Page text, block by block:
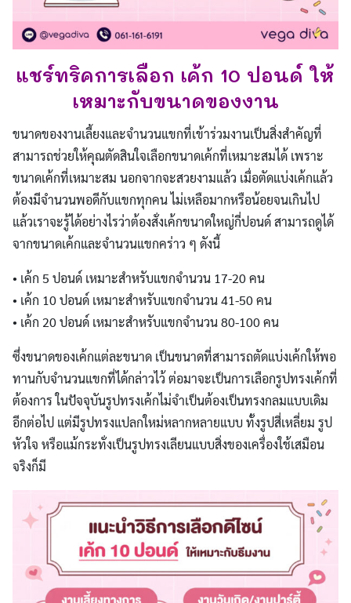
แชร์ทริคการเลือก เค้ก 10 ปอนด์ ให้
เหมาะกับขนาดของงาน
ขนาดของงานเลี้ยงและจำนวนแขกที่เข้าร่วมงานเป็นสิ่งสำคัญที่
สามารถช่วยให้คุณตัดสินใจเลือกขนาดเค้กที่เหมาะสมได้ เพราะ
ขนาดเค้กที่เหมาะสม นอกจากจะสวยงามแล้ว เมื่อตัดแบ่งเค้กแล้ว
ต้องมีจำนวนพอดีกับแขกทุกคน ไม่เหลือมากหรือน้อยจนเกินไป
แล้วเราจะรู้ได้อย่างไรว่าต้องสั่งเค้กขนาดใหญ่กี่ปอนด์ สามารถดูได้
จากขนาดเค้กและจำนวนแขกคร่าว ๆ ดังนี้
• เค้ก 5 ปอนด์ เหมาะสำหรับแขกจำนวน 17-20 คน
• เค้ก 10 ปอนด์ เหมาะสำหรับแขกจำนวน 41-50 คน
• เค้ก 20 ปอนด์ เหมาะสำหรับแขกจำนวน 80-100 คน
ซึ่งขนาดของเค้กแต่ละขนาด เป็นขนาดที่สามารถตัดแบ่งเค้กให้พอ
ทานกับจำนวนแขกที่ได้กล่าวไว้ ต่อมาจะเป็นการเลือกรูปทรงเค้กที่
ต้องการ ในปัจจุบันรูปทรงเค้กไม่จำเป็นต้องเป็นทรงกลมแบบเดิม
อีกต่อไป แต่มีรูปทรงแปลกใหม่หลากหลายแบบ ทั้งรูปสี่เหลี่ยม รูป
หัวใจ หรือแม้กระทั่งเป็นรูปทรงเลียนแบบสิ่งของเครื่องใช้เสมือน
จริงก็มี